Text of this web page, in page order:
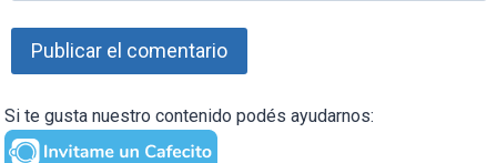
Si te gusta nuestro contenido podés ayudarnos: